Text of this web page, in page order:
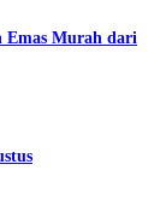
Emas Murah dari